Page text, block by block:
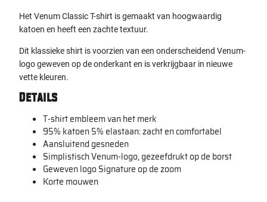
Het Venum Classic T-shirt is gemaakt van hoogwaardig
katoen en heeft een zachte textuur.
Dit klassieke shirt is voorzien van een onderscheidend Venum-
logo geweven op de onderkant en is verkrijgbaar in nieuwe
vette kleuren.
Details
T-shirt embleem van het merk
95% katoen 5% elastaan: zacht en comfortabel
Aansluitend gesneden
Simplistisch Venum-logo, gezeefdrukt op de borst
Geweven logo Signature op de zoom
Korte mouwen